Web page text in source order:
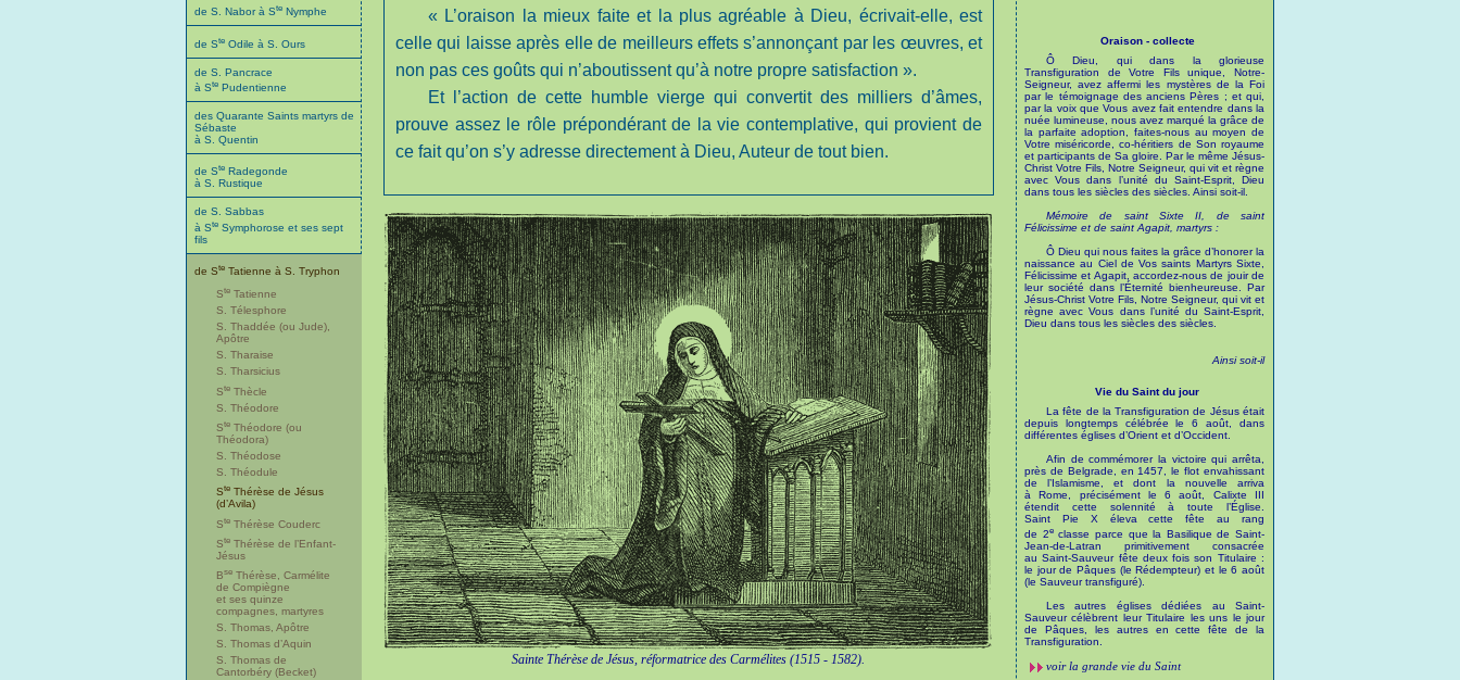
de S. Nabor à Ste Nymphe
de Ste Odile à S. Ours
de S. Pancrace
à Ste Pudentienne
des Quarante Saints martyrs de
Sébaste
à S. Quentin
de Ste Radegonde
à S. Rustique
de S. Sabbas
à Ste Symphorose et ses sept
fils
de Ste Tatienne à S. Tryphon
Ste Tatienne
S. Télesphore
S. Thaddée (ou Jude),
Apôtre
S. Tharaise
S. Tharsicius
Ste Thècle
S. Théodore
Ste Théodore (ou
Théodora)
S. Théodose
S. Théodule
Ste Thérèse de Jésus
(d’Avila)
Ste Thérèse Couderc
Ste Thérèse de l’Enfant-
Jésus
Bse Thérèse, Carmélite
de Compiègne
et ses quinze
compagnes, martyres
S. Thomas, Apôtre
S. Thomas d’Aquin
S. Thomas de
Cantorbéry (Becket)
« L’oraison la mieux faite et la plus agréable à Dieu, écrivait-elle, est
celle qui laisse après elle de meilleurs effets s’annonçant par les œuvres, et
non pas ces goûts qui n’aboutissent qu’à notre propre satisfaction ».
Et l’action de cette humble vierge qui convertit des milliers d’âmes,
prouve assez le rôle prépondérant de la vie contemplative, qui provient de
ce fait qu’on s’y adresse directement à Dieu, Auteur de tout bien.
Sainte Thérèse de Jésus, réformatrice des Carmélites (1515 - 1582).
Oraison - collecte
Ô Dieu, qui dans la glorieuse
Transfiguration de Votre Fils unique, Notre-
Seigneur, avez affermi les mystères de la Foi
par le témoignage des anciens Pères ; et qui,
par la voix que Vous avez fait entendre dans la
nuée lumineuse, nous avez marqué la grâce de
la parfaite adoption, faites-nous au moyen de
Votre miséricorde, co-héritiers de Son royaume
et participants de Sa gloire. Par le même Jésus-
Christ Votre Fils, Notre Seigneur, qui vit et règne
avec Vous dans l’unité du Saint-Esprit, Dieu
dans tous les siècles des siècles. Ainsi soit-il.
Mémoire de saint Sixte II, de saint
Félicissime et de saint Agapit, martyrs :
Ô Dieu qui nous faites la grâce d’honorer la
naissance au Ciel de Vos saints Martyrs Sixte,
Félicissime et Agapit, accordez-nous de jouir de
leur société dans l’Éternité bienheureuse. Par
Jésus-Christ Votre Fils, Notre Seigneur, qui vit et
règne avec Vous dans l’unité du Saint-Esprit,
Dieu dans tous les siècles des siècles.
Ainsi soit-il
Vie du Saint du jour
La fête de la Transfiguration de Jésus était
depuis longtemps célébrée le 6 août, dans
différentes églises d’Orient et d’Occident.
Afin de commémorer la victoire qui arrêta,
près de Belgrade, en 1457, le flot envahissant
de l’Islamisme, et dont la nouvelle arriva
à Rome, précisément le 6 août, Calixte III
étendit cette solennité à toute l’Église.
Saint Pie X éleva cette fête au rang
de 2eclasse parce que la Basilique de Saint-
Jean-de-Latran primitivement consacrée
au Saint-Sauveur fête deux fois son Titulaire :
le jour de Pâques (le Rédempteur) et le 6 août
(le Sauveur transfiguré).
Les autres églises dédiées au Saint-
Sauveur célèbrent leur Titulaire les uns le jour
de Pâques, les autres en cette fête de la
Transfiguration.
voir la grande vie du Saint